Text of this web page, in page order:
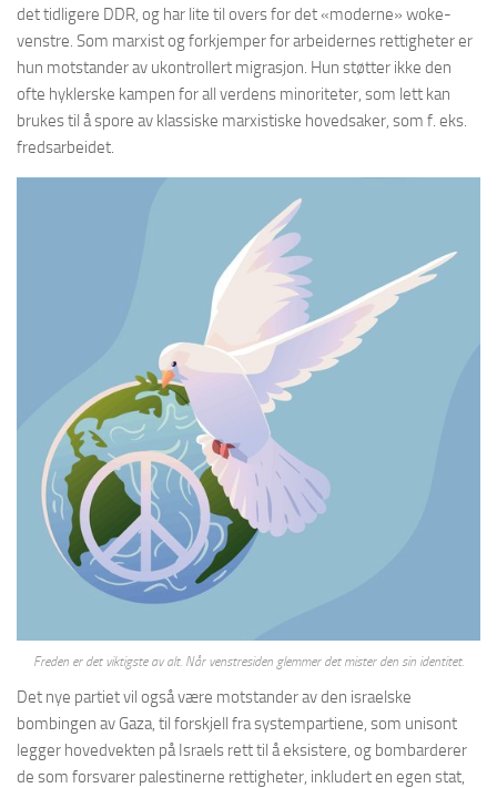
det tidligere DDR, og har lite til overs for det «moderne» woke-
venstre. Som marxist og forkjemper for arbeidernes rettigheter er
hun motstander av ukontrollert migrasjon. Hun støtter ikke den
ofte hyklerske kampen for all verdens minoriteter, som lett kan
brukes til å spore av klassiske marxistiske hovedsaker, som f. eks.
fredsarbeidet.
Freden er det viktigste av alt. Når venstresiden glemmer det mister den sin identitet.
Det nye partiet vil også være motstander av den israelske
bombingen av Gaza, til forskjell fra systempartiene, som unisont
legger hovedvekten på Israels rett til å eksistere, og bombarderer
de som forsvarer palestinerne rettigheter, inkludert en egen stat,